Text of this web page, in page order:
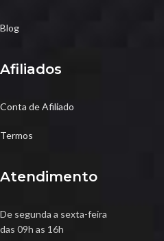
Blog
Afiliados
Conta de Afiliado
Termos
Atendimento
De segunda a sexta-feira
das 09h as 16h